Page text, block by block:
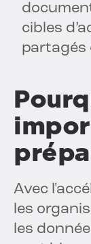
cibles
partagés
Avec
les
les